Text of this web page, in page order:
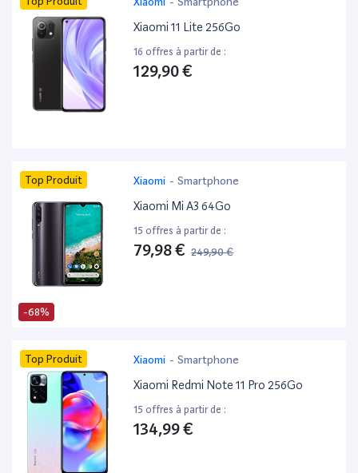
Xiaomi 11 Lite 256Go
16 offres à partir de :
129,90 €
-68%
Top Produit Xiaomi - Smartphone
Xiaomi Mi A3 64Go
15 offres à partir de :
79,98 € 249,90 €
Top Produit Xiaomi - Smartphone
Xiaomi Redmi Note 11 Pro 256Go
15 offres à partir de :
134,99 €